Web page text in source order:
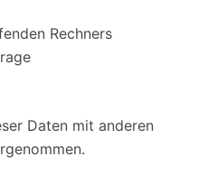
Rechners
Daten mit anderen